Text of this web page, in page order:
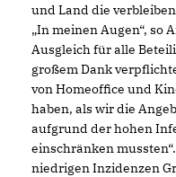
und Land die
In meinen Augen“, so
Ausgleich für alle
großem Dank
von Homeoffice und
haben, als wir die
aufgrund der hohen
einschränken
niedrigen Inzidenzen